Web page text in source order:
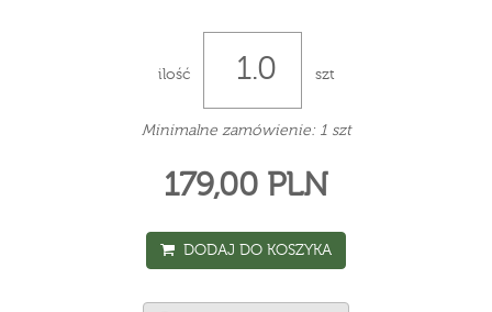
ilość szt
Minimalne zamówienie: 1 szt
179,00 PLN
DODAJ DO KOSZYKA